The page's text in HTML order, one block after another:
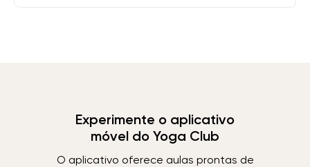
Experimente o aplicativo
móvel do Yoga Club
O aplicativo oferece aulas prontas de